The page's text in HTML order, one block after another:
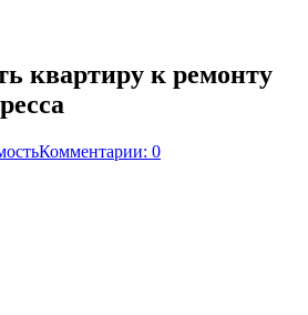
квартиру к ремонту
Комментарии: 0